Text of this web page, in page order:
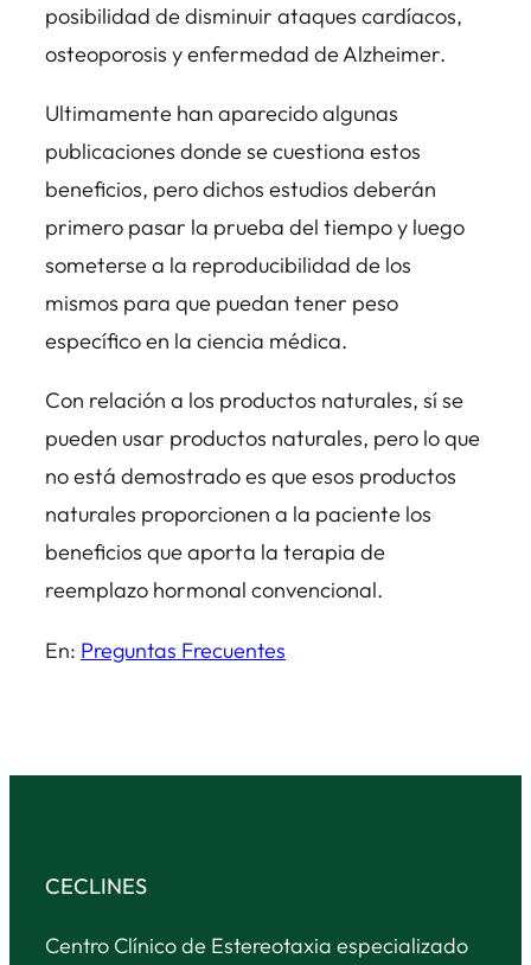
posibilidad de disminuir ataques cardíacos,
osteoporosis y enfermedad de Alzheimer.
Ultimamente han aparecido algunas
publicaciones donde se cuestiona estos
beneficios, pero dichos estudios deberán
primero pasar la prueba del tiempo y luego
someterse a la reproducibilidad de los
mismos para que puedan tener peso
específico en la ciencia médica.
Con relación a los productos naturales, sí se
pueden usar productos naturales, pero lo que
no está demostrado es que esos productos
naturales proporcionen a la paciente los
beneficios que aporta la terapia de
reemplazo hormonal convencional.
En: Preguntas Frecuentes
CECLINES
Centro Clínico de Estereotaxia especializado